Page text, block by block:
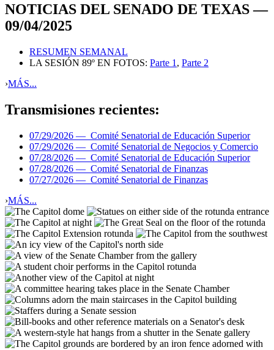
NOTICIAS DEL SENADO DE TEXAS —
09/04/2025
RESUMEN SEMANAL
LA SESIÓN 89º EN FOTOS: Parte 1 , Parte 2
›MÁS...
Transmisiones recientes:
07/29/2026 — Comité Senatorial de Educación Superior
07/29/2026 — Comité Senatorial de Negocios y Comercio
07/28/2026 — Comité Senatorial de Educación Superior
07/28/2026 — Comité Senatorial de Finanzas
07/27/2026 — Comité Senatorial de Finanzas
›MÁS...